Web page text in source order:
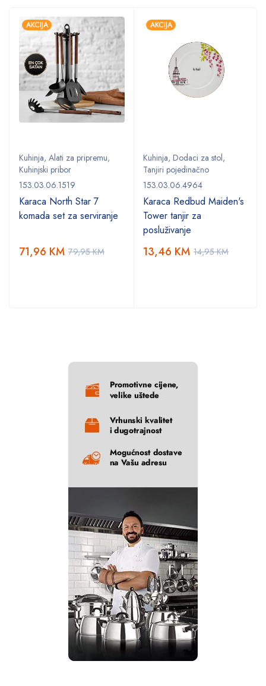
AKCIJA
Kuhinja, Alati za pripremu,
Kuhinjski pribor
153.03.06.1519
Karaca North Star 7
komada set za serviranje
79,95KM
71,96 KM
AKCIJA
Kuhinja, Dodaci za stol,
Tanjiri pojedinačno
153.03.06.4964
Karaca Redbud Maiden's
Tower tanjir za
posluživanje
14,95KM
13,46 KM